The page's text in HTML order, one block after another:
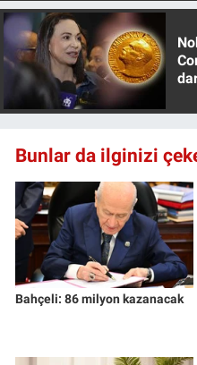
Bunlar da ilginizi
Bahçeli: 86 milyon kazanacak
Canlı Yayın